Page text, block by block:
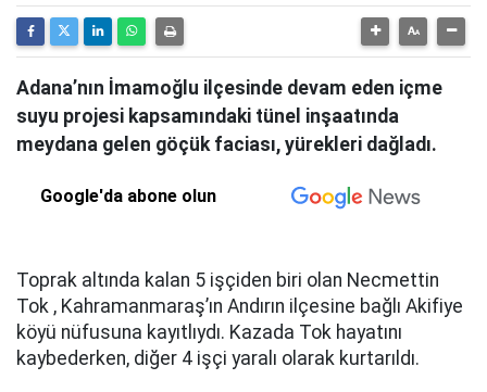
Adana’nın İmamoğlu ilçesinde devam eden içme
suyu projesi kapsamındaki tünel inşaatında
meydana gelen göçük faciası, yürekleri dağladı.
Google'da abone olun
Toprak altında kalan 5 işçiden biri olan Necmettin
Tok , Kahramanmaraş’ın Andırın ilçesine bağlı Akifiye
köyü nüfusuna kayıtlıydı. Kazada Tok hayatını
kaybederken, diğer 4 işçi yaralı olarak kurtarıldı.